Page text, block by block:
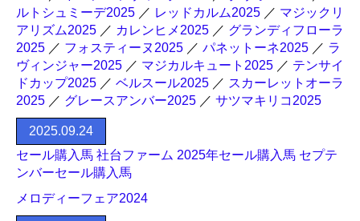
ルトシュミーデ2025 ／ レッドカルム2025 ／ マジックリ
アリズム2025 ／ カレンヒメ2025 ／ グランディフローラ
2025 ／ フォスティーヌ2025 ／ パネットーネ2025 ／ ラ
ヴィンジャー2025 ／ マジカルキュート2025 ／ テンサイ
ドカップ2025 ／ ベルスール2025 ／ スカーレットオーラ
2025 ／ グレースアンバー2025 ／ サツマキリコ2025
2025.09.24
セール購入馬 社台ファーム 2025年セール購入馬 セプテ
ンバーセール購入馬
メロディーフェア2024